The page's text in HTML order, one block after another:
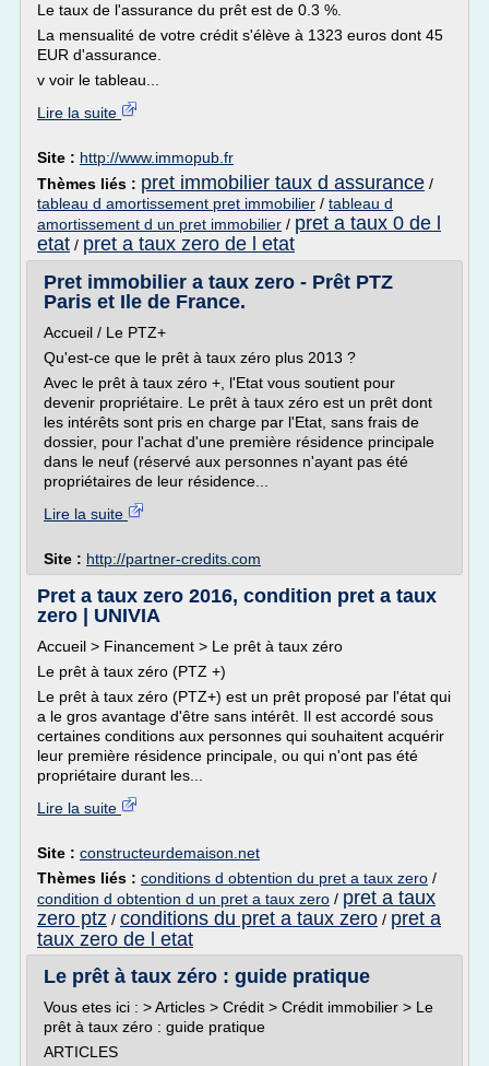
Le taux de l'assurance du prêt est de 0.3 %.
La mensualité de votre crédit s'élève à 1323 euros dont 45
EUR d'assurance.
v voir le tableau...
Lire la suite
Site : http://www.immopub.fr
Thèmes liés : pret immobilier taux d assurance /
tableau d amortissement pret immobilier / tableau d
amortissement d un pret immobilier / pret a taux 0 de l
etat / pret a taux zero de l etat
Pret immobilier a taux zero - Prêt PTZ
Paris et Ile de France.
Accueil / Le PTZ+
Qu'est-ce que le prêt à taux zéro plus 2013 ?
Avec le prêt à taux zéro +, l'Etat vous soutient pour
devenir propriétaire. Le prêt à taux zéro est un prêt dont
les intérêts sont pris en charge par l'Etat, sans frais de
dossier, pour l'achat d'une première résidence principale
dans le neuf (réservé aux personnes n'ayant pas été
propriétaires de leur résidence...
Lire la suite
Site : http://partner-credits.com
Pret a taux zero 2016, condition pret a taux
zero | UNIVIA
Accueil > Financement > Le prêt à taux zéro
Le prêt à taux zéro (PTZ +)
Le prêt à taux zéro (PTZ+) est un prêt proposé par l'état qui
a le gros avantage d'être sans intérêt. Il est accordé sous
certaines conditions aux personnes qui souhaitent acquérir
leur première résidence principale, ou qui n'ont pas été
propriétaire durant les...
Lire la suite
Site : constructeurdemaison.net
Thèmes liés : conditions d obtention du pret a taux zero /
condition d obtention d un pret a taux zero / pret a taux
zero ptz / conditions du pret a taux zero / pret a
taux zero de l etat
Le prêt à taux zéro : guide pratique
Vous etes ici : > Articles > Crédit > Crédit immobilier > Le
prêt à taux zéro : guide pratique
ARTICLES